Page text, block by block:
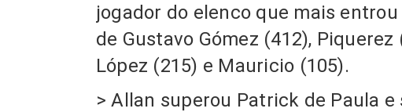
jogador do elenco que mais
de Gustavo Gómez (412),
López (215) e Mauricio (105).
> Allan superou Patrick de Paula e